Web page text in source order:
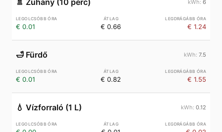
🚿 Zuhany (10 perc) 6
€ 0.01 € 0.66 € 1.24
🛁 Fürdő 7.5
€ 0.01 € 0.82 € 1.55
💧 Vízforraló (1 L) 0.12